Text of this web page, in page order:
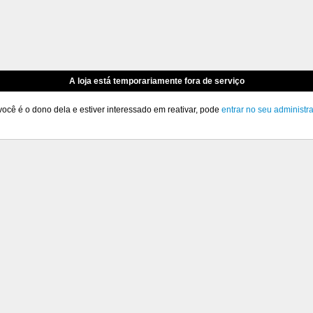
A loja está temporariamente fora de serviço
é o dono dela e estiver interessado em reativar, pode entrar no seu